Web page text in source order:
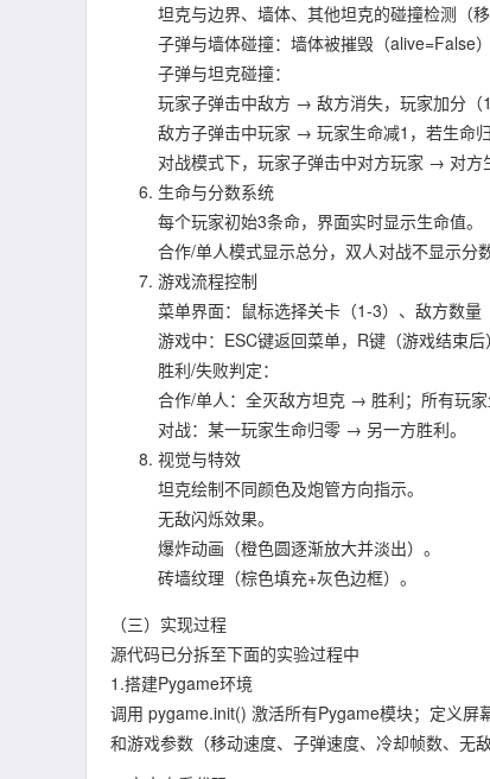
坦克与边界、墙体、其他坦克的碰撞检测（移
子弹与墙体碰撞：墙体被摧毁（alive=False）
子弹与坦克碰撞：
玩家子弹击中敌方 → 敌方消失，玩家加分（
敌方子弹击中玩家 → 玩家生命减1，若生命
对战模式下，玩家子弹击中对方玩家 → 对方
生命与分数系统
每个玩家初始3条命，界面实时显示生命值。
合作/单人模式显示总分，双人对战不显示分
游戏流程控制
菜单界面：鼠标选择关卡（1-3）、敌方数量
游戏中：ESC键返回菜单，R键（游戏结束后
胜利/失败判定：
合作/单人：全灭敌方坦克 → 胜利；所有玩
对战：某一玩家生命归零 → 另一方胜利。
视觉与特效
坦克绘制不同颜色及炮管方向指示。
无敌闪烁效果。
爆炸动画（橙色圆逐渐放大并淡出）。
砖墙纹理（棕色填充+灰色边框）。
（三）实现过程
源代码已分拆至下面的实验过程中
1.搭建Pygame环境
调用 pygame.init() 激活所有Pygame模块；定义
和游戏参数（移动速度、子弹速度、冷却帧数、无